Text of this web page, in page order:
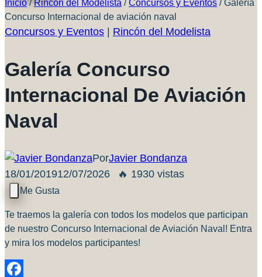
Inicio / Rincón del Modelista / Concursos y Eventos / Galería
Concurso Internacional de aviación naval
Concursos y Eventos Rincón del Modelista
Galería Concurso
Internacional De Aviación
Naval
PorJavier Bondanza
18/01/201912/07/2026 🔥 1930 vistas
Te traemos la galería con todos los modelos que participan
de nuestro Concurso Internacional de Aviación Naval! Entra
y mira los modelos participantes!